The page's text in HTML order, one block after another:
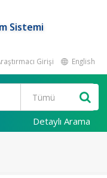
Sistemi
Girişi English
Detaylı Arama